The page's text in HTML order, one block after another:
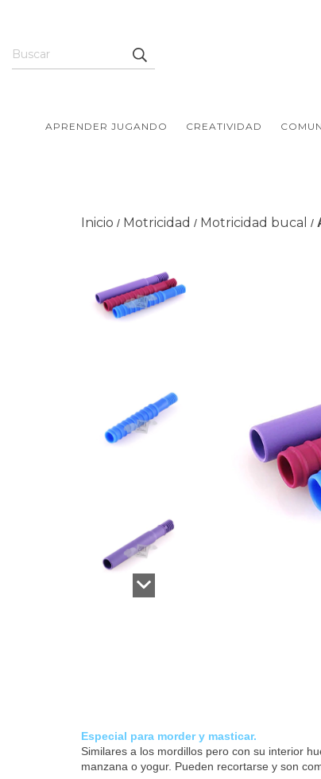
APRENDER JUGANDO CREATIVIDAD
Inicio / Motricidad / Motricidad bucal /
Especial para morder y masticar.
Similares a los mordillos pero con su interior
manzana o yogur. Pueden recortarse y son